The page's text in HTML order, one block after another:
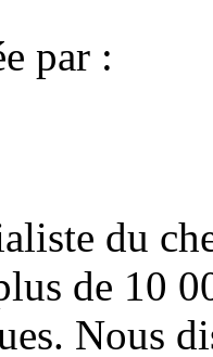
par :
du
de 10
Nous